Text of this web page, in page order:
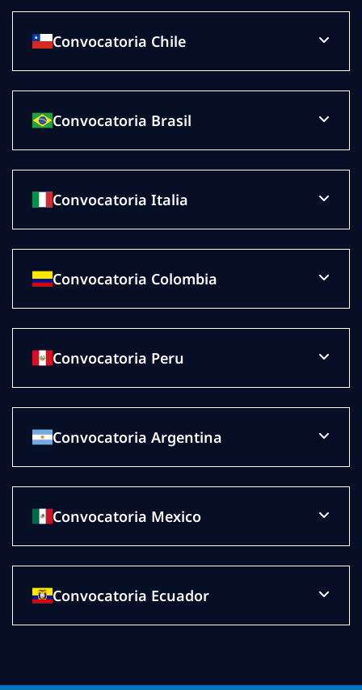
Convocatoria Chile
Convocatoria Brasil
Convocatoria Italia
Convocatoria Colombia
Convocatoria Peru
Convocatoria Argentina
Convocatoria Mexico
Convocatoria Ecuador